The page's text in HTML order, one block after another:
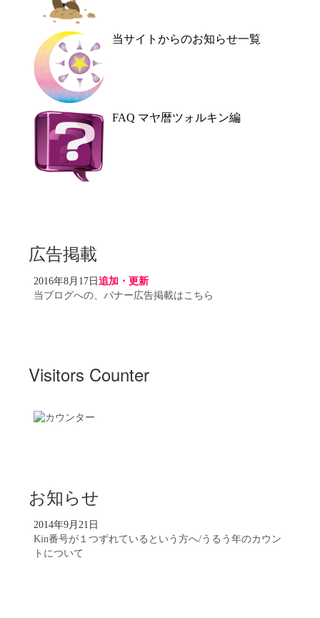
当サイトからのお知らせ一覧
FAQ マヤ暦ツォルキン編
広告掲載
2016年8月17日 追加・更新
当ブログへの、バナー広告掲載はこちら
Visitors Counter
お知らせ
2014年9月21日
Kin番号が１つずれているという方へ/うるう年のカウン
トについて